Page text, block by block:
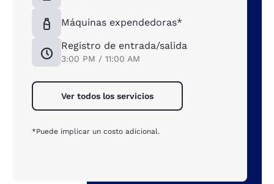
Máquinas expendedoras*
Registro de entrada/salida
3:00 PM / 11:00 AM
Ver todos los servicios
*Puede implicar un costo adicional.